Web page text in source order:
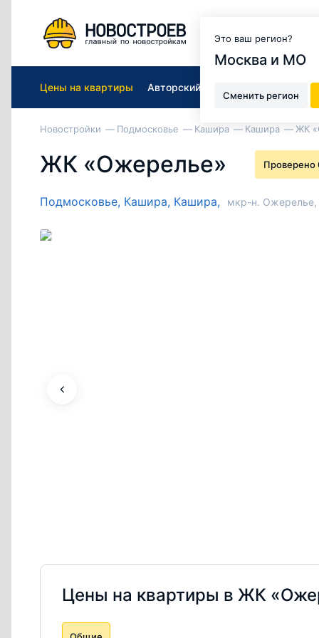
Это ваш регион?
Москва и МО
Сменить регион
Цены на квартиры Авторский обзор
Новостройки Подмосковье Кашира Кашира ЖК
ЖК «Ожерелье» Проверено
Подмосковье, Кашира, Кашира, мкр-н. Ожерелье,
Цены на квартиры в ЖК